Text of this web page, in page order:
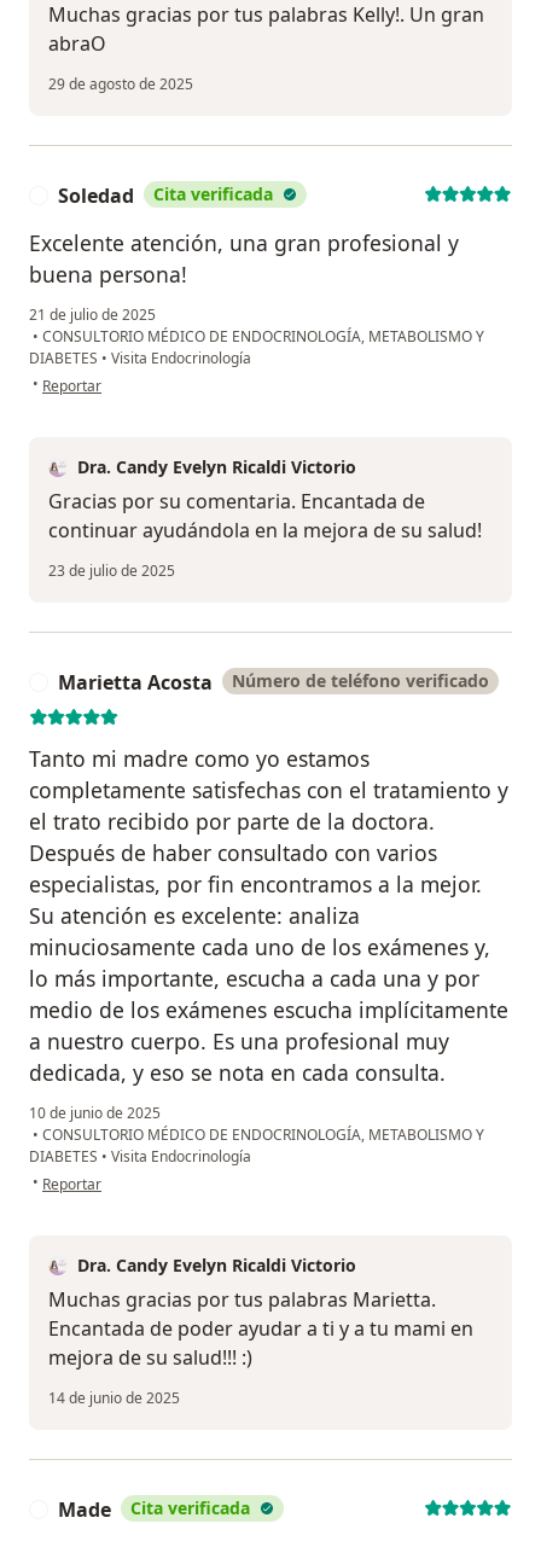
Muchas gracias por tus palabras Kelly!. Un gran
abraO
29 de agosto de 2025
Soledad Cita verificada
Excelente atención, una gran profesional y
buena persona!
21 de julio de 2025
• CONSULTORIO MÉDICO DE ENDOCRINOLOGÍA, METABOLISMO Y
DIABETES • Visita Endocrinología
• en opinión del usuario Soledad
Reportar
Dra. Candy Evelyn Ricaldi Victorio
Gracias por su comentaria. Encantada de
continuar ayudándola en la mejora de su salud!
23 de julio de 2025
Marietta Acosta Número de teléfono verificado
Tanto mi madre como yo estamos
completamente satisfechas con el tratamiento y
el trato recibido por parte de la doctora.
Después de haber consultado con varios
especialistas, por fin encontramos a la mejor.
Su atención es excelente: analiza
minuciosamente cada uno de los exámenes y,
lo más importante, escucha a cada una y por
medio de los exámenes escucha implícitamente
a nuestro cuerpo. Es una profesional muy
dedicada, y eso se nota en cada consulta.
10 de junio de 2025
• CONSULTORIO MÉDICO DE ENDOCRINOLOGÍA, METABOLISMO Y
DIABETES • Visita Endocrinología
• en opinión del usuario Marietta Acosta
Reportar
Dra. Candy Evelyn Ricaldi Victorio
Muchas gracias por tus palabras Marietta.
Encantada de poder ayudar a ti y a tu mami en
mejora de su salud!!! :)
14 de junio de 2025
Made Cita verificada